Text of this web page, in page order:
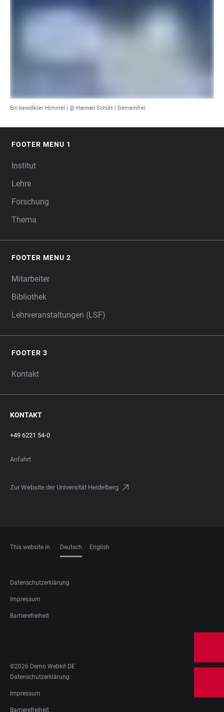
Ein bewölkter Himmel | @ Hannah Schütt | Gemeinfrei
FOOTER MENU 1
Institut
Lehre
Forschung
Thema
FOOTER MENU 2
Mitarbeiter
Bibliothek
Lehrveranstaltungen (LSF)
FOOTER 3
Kontakt
KONTAKT
+49 6221 54-0
Anfahrt
Zur Website der Universität Heidelberg
This website in Deutsch English
FOOTER
LEGAL
Datenschutzerklärung
Impressum
Barrierefreiheit
MEDIA
©2026 Demo Webkit DE
FOOTER
LEGAL
Datenschutzerklärung
Impressum
Barrierefreiheit